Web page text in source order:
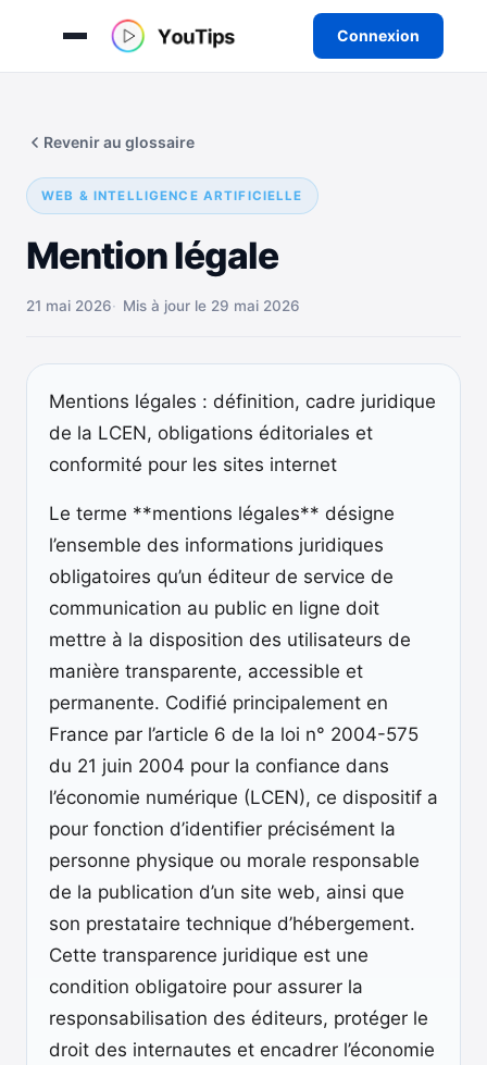
Connexion
contenu
WEB & INTELLIGENCE ARTIFICIELLE
Mention légale
Revenir au glossaire
21 mai 2026 Mis à jour le 29 mai 2026
Mentions légales : définition, cadre juridique
de la LCEN, obligations éditoriales et
conformité pour les sites internet
Le terme **mentions légales** désigne
l’ensemble des informations juridiques
obligatoires qu’un éditeur de service de
communication au public en ligne doit
mettre à la disposition des utilisateurs de
manière transparente, accessible et
permanente. Codifié principalement en
France par l’article 6 de la loi n° 2004-575
du 21 juin 2004 pour la confiance dans
l’économie numérique (LCEN), ce dispositif a
pour fonction d’identifier précisément la
personne physique ou morale responsable
de la publication d’un site web, ainsi que
son prestataire technique d’hébergement.
Cette transparence juridique est une
condition obligatoire pour assurer la
responsabilisation des éditeurs, protéger le
droit des internautes et encadrer l’économie